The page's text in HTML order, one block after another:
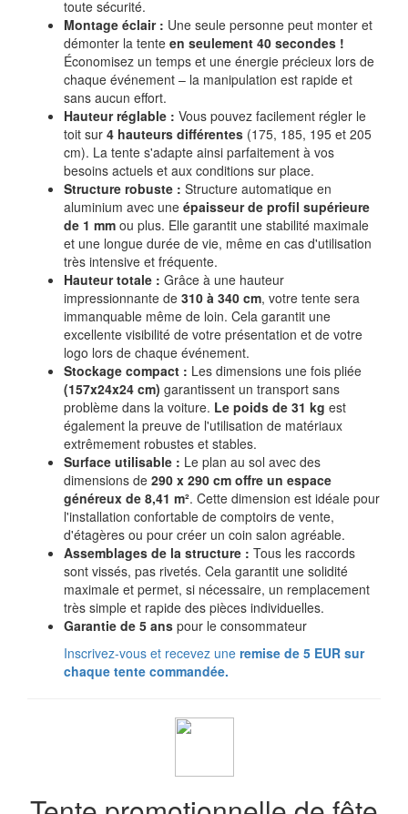
toute sécurité.
Montage éclair : Une seule personne peut monter et
démonter la tente en seulement 40 secondes !
Économisez un temps et une énergie précieux lors de
chaque événement – la manipulation est rapide et
sans aucun effort.
Hauteur réglable : Vous pouvez facilement régler le
toit sur 4 hauteurs différentes (175, 185, 195 et 205
cm). La tente s'adapte ainsi parfaitement à vos
besoins actuels et aux conditions sur place.
Structure robuste : Structure automatique en
aluminium avec une épaisseur de profil supérieure
de 1 mm ou plus. Elle garantit une stabilité maximale
et une longue durée de vie, même en cas d'utilisation
très intensive et fréquente.
Hauteur totale : Grâce à une hauteur
impressionnante de 310 à 340 cm, votre tente sera
immanquable même de loin. Cela garantit une
excellente visibilité de votre présentation et de votre
logo lors de chaque événement.
Stockage compact : Les dimensions une fois pliée
(157x24x24 cm) garantissent un transport sans
problème dans la voiture. Le poids de 31 kg est
également la preuve de l'utilisation de matériaux
extrêmement robustes et stables.
Surface utilisable : Le plan au sol avec des
dimensions de 290 x 290 cm offre un espace
généreux de 8,41 m². Cette dimension est idéale pour
l'installation confortable de comptoirs de vente,
d'étagères ou pour créer un coin salon agréable.
Assemblages de la structure : Tous les raccords
sont vissés, pas rivetés. Cela garantit une solidité
maximale et permet, si nécessaire, un remplacement
très simple et rapide des pièces individuelles.
Garantie de 5 ans pour le consommateur
Inscrivez-vous et recevez une remise de 5 EUR sur
chaque tente commandée.